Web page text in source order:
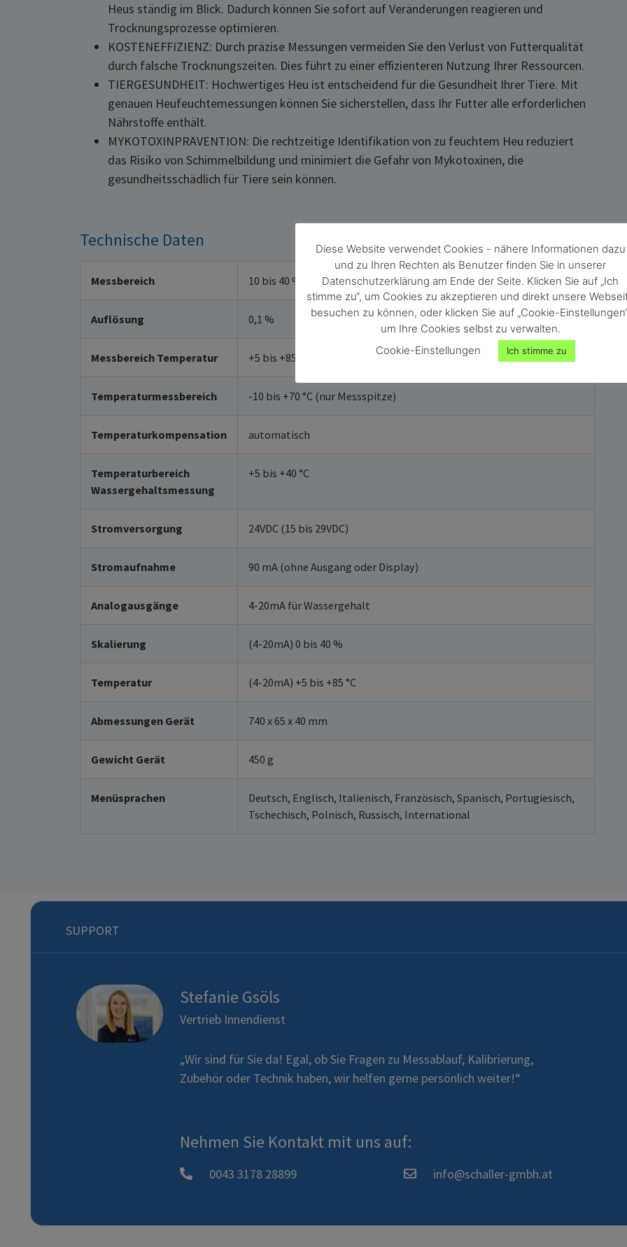
Heus ständig im Blick. Dadurch können Sie sofort auf Veränderungen reagieren und
Trocknungsprozesse optimieren.
KOSTENEFFIZIENZ: Durch präzise Messungen vermeiden Sie den Verlust von Futterqualität
durch falsche Trocknungszeiten. Dies führt zu einer effizienteren Nutzung Ihrer Ressourcen.
TIERGESUNDHEIT: Hochwertiges Heu ist entscheidend für die Gesundheit Ihrer Tiere. Mit
genauen Heufeuchtemessungen können Sie sicherstellen, dass Ihr Futter alle erforderlichen
Nährstoffe enthält.
MYKOTOXINPRÄVENTION: Die rechtzeitige Identifikation von zu feuchtem Heu reduziert
das Risiko von Schimmelbildung und minimiert die Gefahr von Mykotoxinen, die
gesundheitsschädlich für Tiere sein können.
Technische Daten
Messbereich 10 bis 40 % Wassergehalt
Auflösung 0,1 %
Messbereich Temperatur +5 bis +85 °C
Temperaturmessbereich -10 bis +70 °C (nur Messspitze)
Temperaturkompensation automatisch
Temperaturbereich
Wassergehaltsmessung
+5 bis +40 °C
Stromversorgung 24VDC (15 bis 29VDC)
Stromaufnahme 90 mA (ohne Ausgang oder Display)
Analogausgänge 4-20mA für Wassergehalt
Skalierung (4-20mA) 0 bis 40 %
Temperatur (4-20mA) +5 bis +85 °C
Abmessungen Gerät 740 x 65 x 40 mm
Gewicht Gerät 450 g
Menüsprachen
Deutsch, Englisch, Italienisch, Französisch, Spanisch, Portugiesisch,
Tschechisch, Polnisch, Russisch, International
SUPPORT
Stefanie Gsöls
Vertrieb Innendienst
„Wir sind für Sie da! Egal, ob Sie Fragen zu Messablauf, Kalibrierung,
Zubehör oder Technik haben, wir helfen gerne persönlich weiter!“
Nehmen Sie Kontakt mit uns auf:
0043 3178 28899 info@schaller-gmbh.at
Diese Website verwendet Cookies - nähere Informationen dazu
und zu Ihren Rechten als Benutzer finden Sie in unserer
Datenschutzerklärung am Ende der Seite. Klicken Sie auf „Ich
stimme zu“, um Cookies zu akzeptieren und direkt unsere
besuchen zu können, oder klicken Sie auf „Cookie-
um Ihre Cookies selbst zu verwalten.
Cookie-Einstellungen
Ich stimme zu